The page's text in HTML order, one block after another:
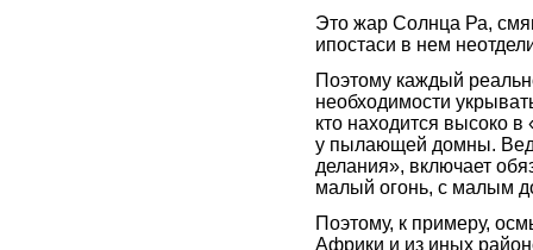
Это жар Солнца Ра,
ипостаси в нем
Поэтому каждый
необходимости
кто находится высоко в
у пылающей домны.
делания», включает
малый огонь, с малым
Поэтому, к примеру,
Африки и из иных